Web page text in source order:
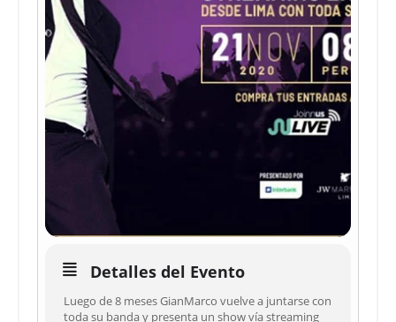
Detalles del Evento
Luego de 8 meses GianMarco vuelve a juntarse con
toda su banda y presenta un show vía streaming